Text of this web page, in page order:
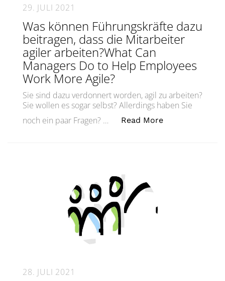
29. JULI 2021
Was können Führungskräfte dazu
beitragen, dass die Mitarbeiter
agiler arbeiten?What Can
Managers Do to Help Employees
Work More Agile?
Sie sind dazu verdonnert worden, agil zu arbeiten?
Sie wollen es sogar selbst? Allerdings haben Sie
noch ein paar Fragen? …
Read More„Was können
28. JULI 2021